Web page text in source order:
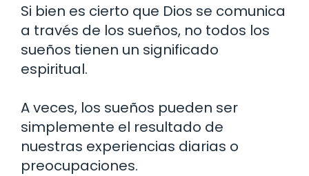
Si bien es cierto que Dios se comunica
a través de los sueños, no todos los
sueños tienen un significado
espiritual.
A veces, los sueños pueden ser
simplemente el resultado de
nuestras experiencias diarias o
preocupaciones.